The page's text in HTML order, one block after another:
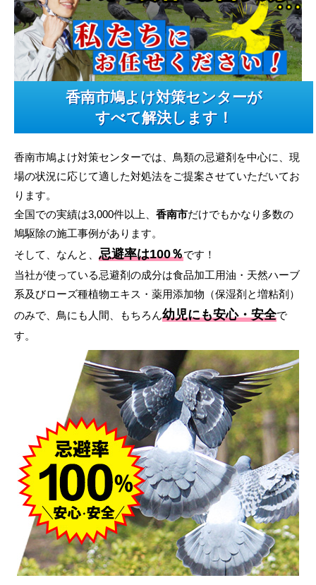
香南市鳩よけ対策センターが
すべて解決します！
香南市鳩よけ対策センターでは、鳥類の忌避剤を中心に、現
場の状況に応じて適した対処法をご提案させていただいてお
ります。
全国での実績は3,000件以上、 香南市だけでもかなり多数の
鳩駆除の施工事例があります。
そして、なんと、 忌避率は100％です！
当社が使っている忌避剤の成分は食品加工用油・天然ハーブ
系及びローズ種植物エキス・薬用添加物（保湿剤と増粘剤）
のみで、鳥にも人間、もちろん幼児にも安心・安全で
す。